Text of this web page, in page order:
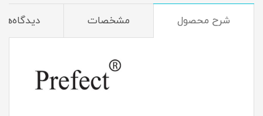
شرح محصول مشخصات دیدگاه‌ها